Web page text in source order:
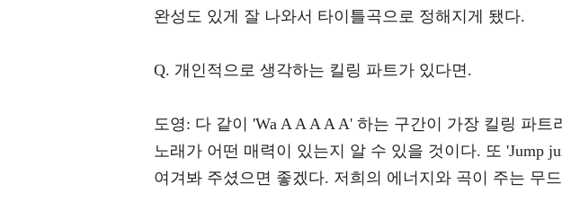
완성도 있게 잘 나와서 타이틀곡으로 정해지게 됐다.
Q. 개인적으로 생각하는 킬링 파트가 있다면.
도영: 다 같이 'Wa A A A A A' 하는 구간이 가장 킬링 파트
노래가 어떤 매력이 있는지 알 수 있을 것이다. 또 'Jump
여겨봐 주셨으면 좋겠다. 저희의 에너지와 곡이 주는 무